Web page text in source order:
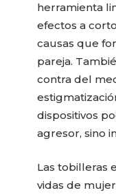
herramienta
efectos a
causas que
pareja.
contra del
dispositivos
agresor, sino
Las tobilleras
vidas de